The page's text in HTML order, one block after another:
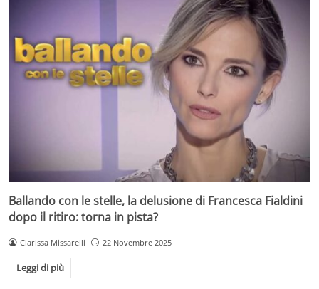
Ballando con le stelle, la delusione di Francesca Fialdini
dopo il ritiro: torna in pista?
Clarissa Missarelli 22 Novembre 2025
Leggi di più